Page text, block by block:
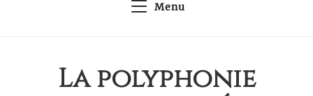
Menu
La polyphonie